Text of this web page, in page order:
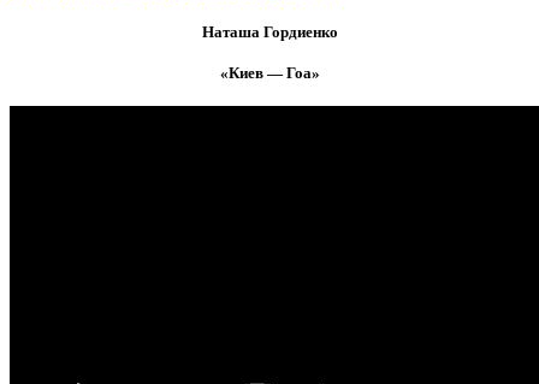
Наташа Гордиенко
«Киев — Гоа»